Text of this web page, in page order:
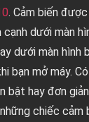
. Cảm biến
cạnh dưới màn
dưới màn hình
bạn mở máy.
bật hay đơn
chiếc cảm